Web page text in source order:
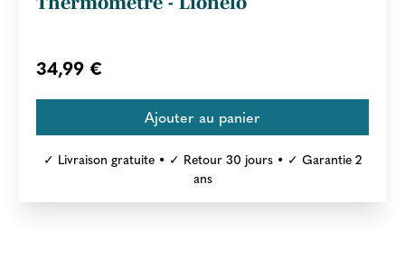
34,99 €
✓ Livraison gratuite • ✓ Retour 30 jours • ✓ Garantie 2
ans